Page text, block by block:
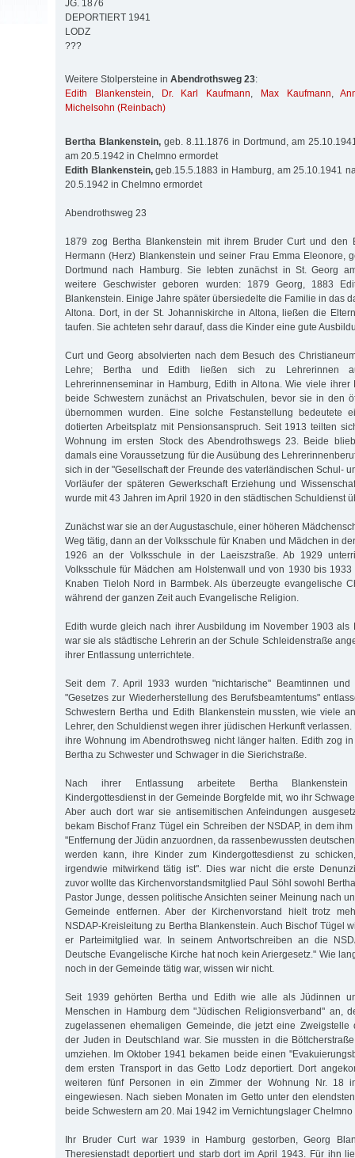
JG. 1876
DEPORTIERT 1941
LODZ
???
Weitere Stolpersteine in Abendrothsweg 23:
Edith Blankenstein, Dr. Karl Kaufmann, Max Kaufmann,
Michelsohn (Reinbach)
Bertha Blankenstein, geb. 8.11.1876 in Dortmund, am
am 20.5.1942 in Chelmno ermordet
Edith Blankenstein,geb.15.5.1883 in Hamburg, am 25.10.1941
20.5.1942 in Chelmno ermordet
Abendrothsweg 23
1879 zog Bertha Blankenstein mit ihrem Bruder Curt und den
Hermann (Herz) Blankenstein und seiner Frau Emma Eleonore,
Dortmund nach Hamburg. Sie lebten zunächst in St. Georg
weitere Geschwister geboren wurden: 1879 Georg, 1883
Blankenstein. Einige Jahre später übersiedelte die Familie in das
Altona. Dort, in der St. Johanniskirche in Altona, ließen die
taufen. Sie achteten sehr darauf, dass die Kinder eine gute
Curt und Georg absolvierten nach dem Besuch des
Lehre; Bertha und Edith ließen sich zu Lehrerinnen
Lehrerinnenseminar in Hamburg, Edith in Altona. Wie viele ihrer
beide Schwestern zunächst an Privatschulen, bevor sie in den
übernommen wurden. Eine solche Festanstellung bedeutete
dotierten Arbeitsplatz mit Pensionsanspruch. Seit 1913 teilten
Wohnung im ersten Stock des Abendrothswegs 23. Beide
damals eine Voraussetzung für die Ausübung des
sich in der "Gesellschaft der Freunde des vaterländischen Schul-
Vorläufer der späteren Gewerkschaft Erziehung und
wurde mit 43 Jahren im April 1920 in den städtischen Schuldienst
Zunächst war sie an der Augustaschule, einer höheren
Weg tätig, dann an der Volksschule für Knaben und Mädchen in
1926 an der Volksschule in der Laeisz­straße. Ab 1929
Volksschule für Mädchen am Holstenwall und von 1930 bis
Knaben Tieloh Nord in Barmbek. Als überzeugte evangelische
während der ganzen Zeit auch Evangelische Religion.
Edith wurde gleich nach ihrer Ausbildung im November 1903 als
war sie als städtische Lehrerin an der Schule Schleidenstraße
ihrer Entlassung unterrichtete.
Seit dem 7. April 1933 wurden "nichtarische" Beamtinnen und
"Gesetzes zur Wiederherstellung des Berufsbeamtentums"
Schwestern Bertha und Edith Blankenstein mussten, wie viele
Lehrer, den Schuldienst wegen ihrer jüdischen Herkunft
ihre Wohnung im Abendrothsweg nicht länger halten. Edith zog
Bertha zu Schwester und Schwager in die Sierichstraße.
Nach ihrer Entlassung arbeitete Bertha Blankenstein
Kindergottesdienst in der Gemeinde Borgfelde mit, wo ihr
Aber auch dort war sie antisemitischen Anfeindungen
bekam Bischof Franz Tügel ein Schreiben der NSDAP, in dem
"Entfernung der Jüdin anzuordnen, da rassenbewussten
werden kann, ihre Kinder zum Kindergottesdienst zu
irgendwie mitwirkend tätig ist". Dies war nicht die erste
zuvor wollte das Kirchenvorstandsmitglied Paul Söhl sowohl
Pastor Junge, dessen politische Ansichten seiner Meinung nach
Gemeinde entfernen. Aber der Kirchenvorstand hielt trotz
NSDAP-Kreisleitung zu Bertha Blankenstein. Auch Bischof Tügel
er Parteimitglied war. In seinem Antwortschreiben an die
Deutsche Evangelische Kirche hat noch kein Ariergesetz." Wie
noch in der Gemeinde tätig war, wissen wir nicht.
Seit 1939 gehörten Bertha und Edith wie alle als Jüdinnen
Menschen in Hamburg dem "Jüdischen Religionsverband" an,
zugelassenen ehemaligen Gemeinde, die jetzt eine Zweigstelle
der Juden in Deutschland war. Sie mussten in die
umziehen. Im Oktober 1941 bekamen beide einen
dem ersten Transport in das Getto Lodz deportiert. Dort
weiteren fünf Personen in ein Zimmer der Wohnung Nr. 18
eingewiesen. Nach sieben Monaten im Getto unter den
beide Schwestern am 20. Mai 1942 im Vernichtungslager Chelmno
Ihr Bruder Curt war 1939 in Hamburg gestorben, Georg
Theresienstadt deportiert und starb dort im April 1943. Für ihn